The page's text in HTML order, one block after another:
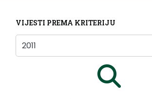
VIJESTI PREMA KRITERIJU